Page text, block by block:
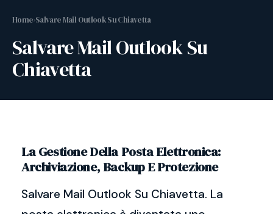
Home›Salvare Mail Outlook Su Chiavetta
Salvare Mail Outlook Su
Chiavetta
La Gestione Della Posta Elettronica:
Archiviazione, Backup E Protezione
Salvare Mail Outlook Su Chiavetta. La